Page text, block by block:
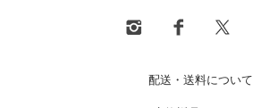
配送・送料について